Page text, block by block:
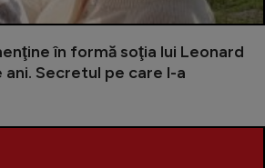
în formă soţia lui Leonard
ani. Secretul pe care l-a